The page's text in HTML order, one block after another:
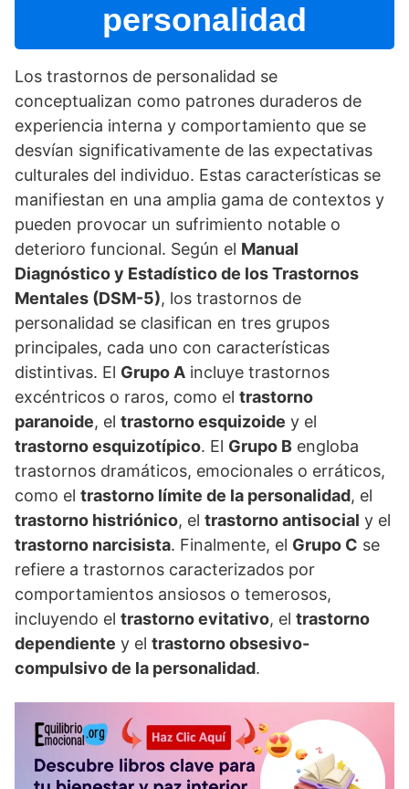
personalidad
Los trastornos de personalidad se
conceptualizan como patrones duraderos de
experiencia interna y comportamiento que se
desví­an significativamente de las expectativas
culturales del individuo. Estas caracterí­sticas se
manifiestan en una amplia gama de contextos y
pueden provocar un sufrimiento notable o
deterioro funcional. Según el Manual
Diagnóstico y Estadí­stico de los Trastornos
Mentales (DSM-5), los trastornos de
personalidad se clasifican en tres grupos
principales, cada uno con caracterí­sticas
distintivas. El Grupo A incluye trastornos
excéntricos o raros, como el trastorno
paranoide, el trastorno esquizoide y el
trastorno esquizotí­pico. El Grupo B engloba
trastornos dramáticos, emocionales o erráticos,
como el trastorno lí­mite de la personalidad, el
trastorno histriónico, el trastorno antisocial y el
trastorno narcisista. Finalmente, el Grupo C se
refiere a trastornos caracterizados por
comportamientos ansiosos o temerosos,
incluyendo el trastorno evitativo, el trastorno
dependiente y el trastorno obsesivo-
compulsivo de la personalidad.